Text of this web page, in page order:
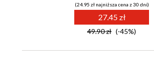
(24.95 zł najniższa cena z 30 dni)
27.45 zł
49.90 zł (-45%)